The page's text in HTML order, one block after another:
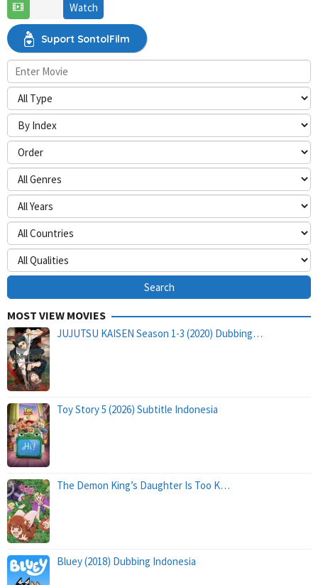
Dec
2022
Guy
Campbell
Watch
Suport SontolFilm
MOST VIEW MOVIES
JUJUTSU KAISEN Season 1-3 (2020) Dubbing…
Toy Story 5 (2026) Subtitle Indonesia
The Demon King’s Daughter Is Too K…
Bluey (2018) Dubbing Indonesia